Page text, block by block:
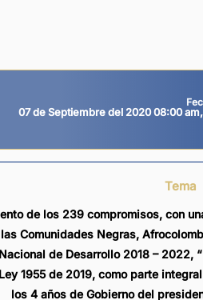
07 de Septiembre del 2020 08:00
Tema
de los 239 compromisos, con
Comunidades Negras,
de Desarrollo 2018 – 2022,
1955 de 2019, como parte
los 4 años de Gobierno del